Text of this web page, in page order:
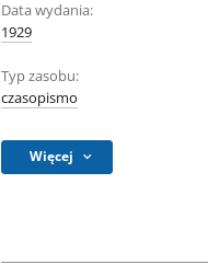
Data wydania:
1929
Typ zasobu:
czasopismo
Więcej